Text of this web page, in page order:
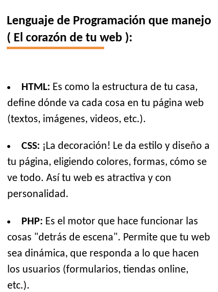
Lenguaje de Programación que manejo
( El corazón de tu web ):
HTML: Es como la estructura de tu casa,
define dónde va cada cosa en tu página web
(textos, imágenes, videos, etc.).
CSS: ¡La decoración! Le da estilo y diseño a
tu página, eligiendo colores, formas, cómo se
ve todo. Así tu web es atractiva y con
personalidad.
PHP: Es el motor que hace funcionar las
cosas "detrás de escena". Permite que tu web
sea dinámica, que responda a lo que hacen
los usuarios (formularios, tiendas online,
etc.).